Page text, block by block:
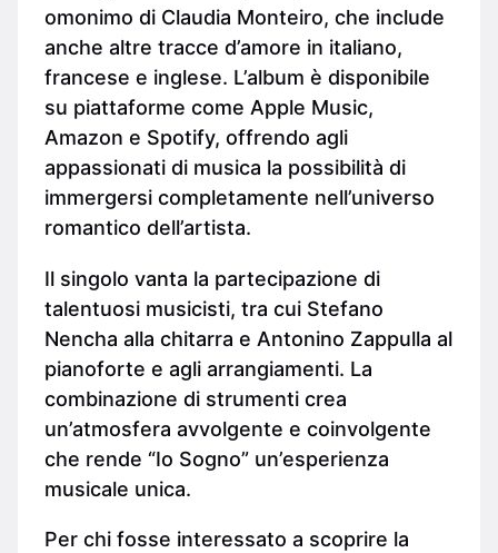
omonimo di Claudia Monteiro, che include
anche altre tracce d’amore in italiano,
francese e inglese. L’album è disponibile
su piattaforme come Apple Music,
Amazon e Spotify, offrendo agli
appassionati di musica la possibilità di
immergersi completamente nell’universo
romantico dell’artista.
Il singolo vanta la partecipazione di
talentuosi musicisti, tra cui Stefano
Nencha alla chitarra e Antonino Zappulla al
pianoforte e agli arrangiamenti. La
combinazione di strumenti crea
un’atmosfera avvolgente e coinvolgente
che rende “Io Sogno” un’esperienza
musicale unica.
Per chi fosse interessato a scoprire la